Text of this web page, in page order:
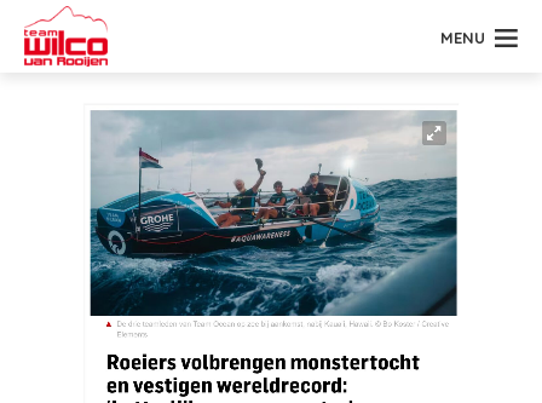
MENU